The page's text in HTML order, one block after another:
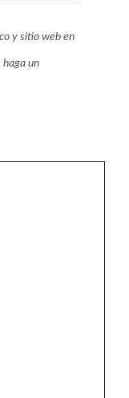
y sitio web en
haga un